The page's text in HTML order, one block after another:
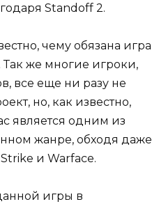
Standoff 2.
чему обязана игра
же многие игроки,
все еще ни разу не
но, как известно,
является одним из
жанре, обходя даже
и Warface.
игры в